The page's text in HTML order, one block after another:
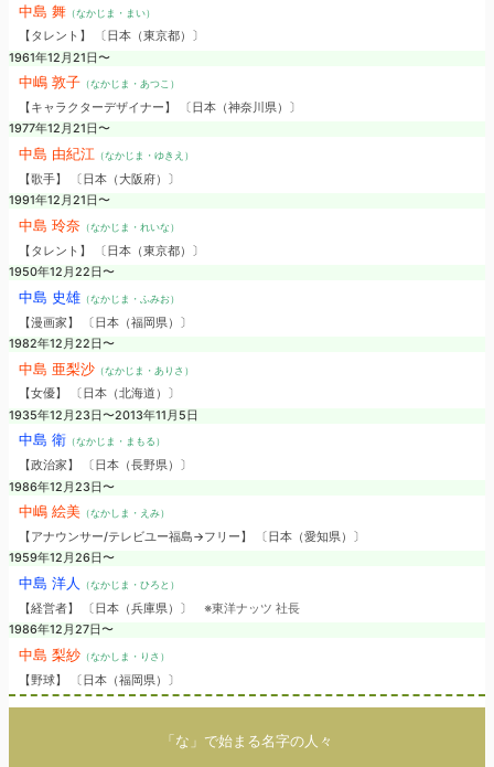
中島 舞（なかじま・まい）
【タレント】 〔日本（東京都）〕
1961年12月21日〜
中嶋 敦子（なかじま・あつこ）
【キャラクターデザイナー】 〔日本（神奈川県）〕
1977年12月21日〜
中島 由紀江 （なかじま・ゆきえ）
【歌手】 〔日本（大阪府）〕
1991年12月21日〜
中島 玲奈（なかじま・れいな）
【タレント】 〔日本（東京都）〕
1950年12月22日〜
中島 史雄（なかじま・ふみお）
【漫画家】 〔日本（福岡県）〕
1982年12月22日〜
中島 亜梨沙（なかじま・ありさ）
【女優】 〔日本（北海道）〕
1935年12月23日〜2013年11月5日
中島 衛（なかじま・まもる）
【政治家】 〔日本（長野県）〕
1986年12月23日〜
中嶋 絵美（なかしま・えみ）
【アナウンサー/テレビユー福島→フリー】 〔日本（愛知県）〕
1959年12月26日〜
中島 洋人 （なかじま・ひろと）
【経営者】 〔日本（兵庫県）〕 ※東洋ナッツ 社長
1986年12月27日〜
中島 梨紗（なかしま・りさ）
【野球】 〔日本（福岡県）〕
「な」で始まる名字の人々